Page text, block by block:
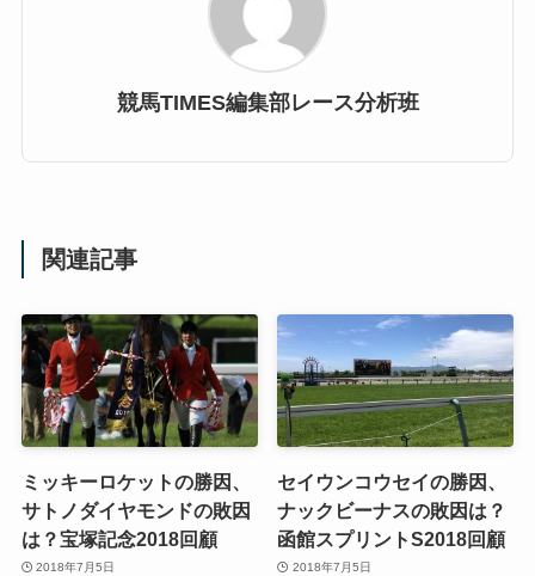
競馬TIMES編集部レース分析班
関連記事
ミッキーロケットの勝因、
サトノダイヤモンドの敗因
は？宝塚記念2018回顧
2018年7月5日
セイウンコウセイの勝因、
ナックビーナスの敗因は？
函館スプリントS2018回顧
2018年7月5日